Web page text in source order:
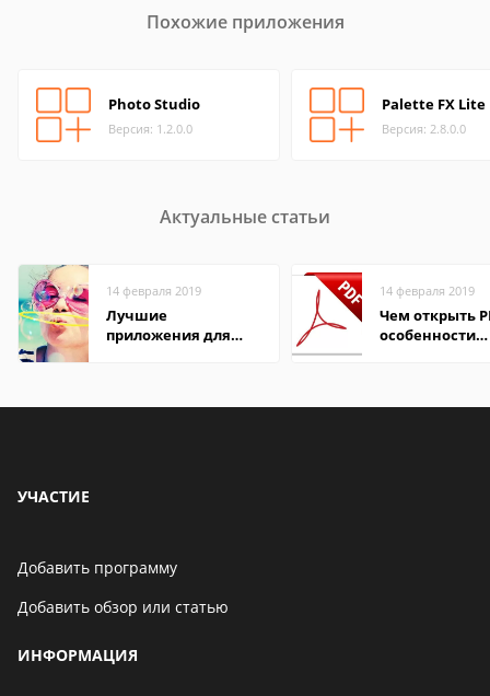
Похожие приложения
Photo Studio
Версия: 1.2.0.0
Palette FX Lite
Версия: 2.8.0.0
Актуальные статьи
14 февраля 2019
Лучшие
приложения для
14 февраля 2019
Чем открыть
особенности
УЧАСТИЕ
Добавить программу
Добавить обзор или статью
ИНФОРМАЦИЯ